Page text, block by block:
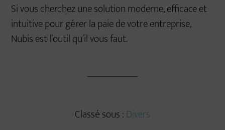
Si vous cherchez une solution moderne, efficace et
intuitive pour gérer la paie de votre entreprise,
Nubis est l’outil qu’il vous faut.
Classé sous : Divers